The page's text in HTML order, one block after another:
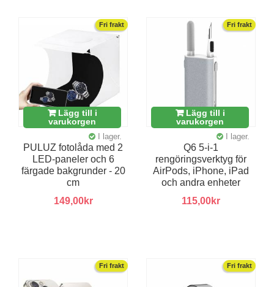
Fri frakt
Lägg till i
varukorgen
I lager.
PULUZ fotolåda med 2
LED-paneler och 6
färgade bakgrunder - 20
cm
149,00kr
Fri frakt
Lägg till i
varukorgen
I lager.
Q6 5-i-1
rengöringsverktyg för
AirPods, iPhone, iPad
och andra enheter
115,00kr
Fri frakt Fri frakt